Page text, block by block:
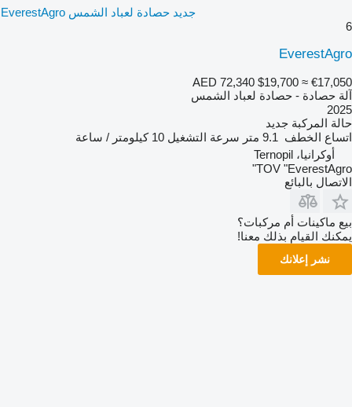
جديد حصادة لعباد الشمس EverestAgro
6
EverestAgro
AED 72,340 $19,700 ≈ €17,050
آلة حصادة - حصادة لعباد الشمس
2025
حالة المركبة جديد
اتساع الخطف 9.1 متر سرعة التشغيل 10 كيلومتر / ساعة
أوكرانيا، Ternopil
TOV "EverestAgro"
الاتصال بالبائع
بيع ماكينات أم مركبات؟
يمكنك القيام بذلك معنا!
نشر إعلانك